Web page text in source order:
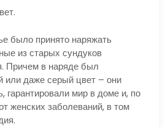
было принято наряжать
из старых сундуков
Причем в наряде был
или даже серый цвет – они
гарантировали мир в доме и, по
женских заболеваний, в том